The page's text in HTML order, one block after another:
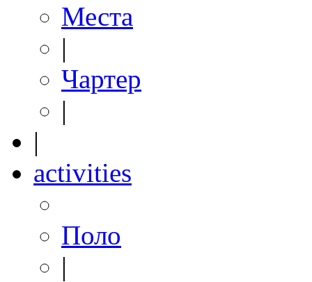
Места
|
Чартер
|
|
activities
Поло
|